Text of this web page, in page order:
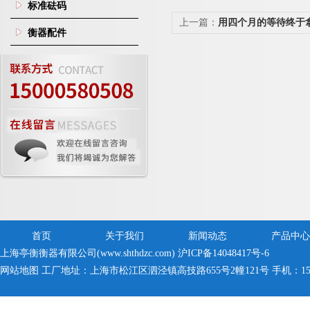
标准砝码
衡器配件
上一篇： 用四个月的等待终于
首页 关于我们 新闻动态
产品中心
上海亭衡衡器有限公司(www.shthdzc.com) 沪ICP备14048417号-6
网站地图 工厂地址：上海市松江区泗泾镇高技路655号2幢121号 手机：